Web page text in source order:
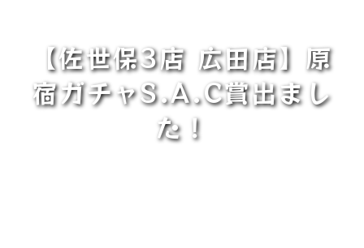
【佐世保3店 広田店】原
宿ガチャS.A.C賞出まし
た！